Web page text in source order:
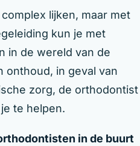
lijken, maar met
kun je met
in de wereld van de
onthoud, in geval van
zorg, de orthodontist
te helpen.
in de buurt